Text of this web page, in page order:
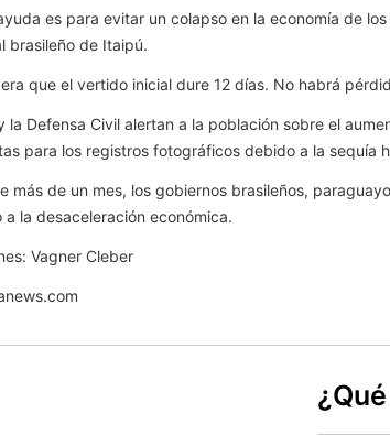
es para evitar un colapso en la economía de
brasileño de Itaipú.
que el vertido inicial dure 12 días. No habrá
la Defensa Civil alertan a la población sobre el
para los registros fotográficos debido a la sequía
más de un mes, los gobiernos brasileños,
a la desaceleración económica.
Vagner Cleber